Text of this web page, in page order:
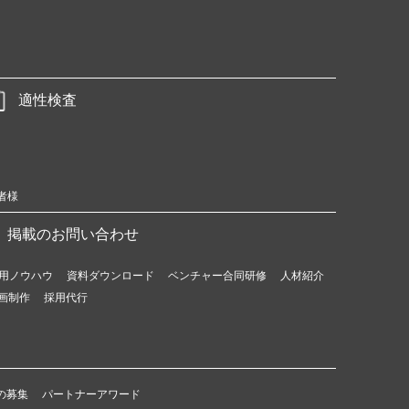
適性検査
様
掲載のお問い合わせ
ノウハウ 資料ダウンロード ベンチャー合同研修
人材紹介
制作
採用代行
募集 パートナーアワード